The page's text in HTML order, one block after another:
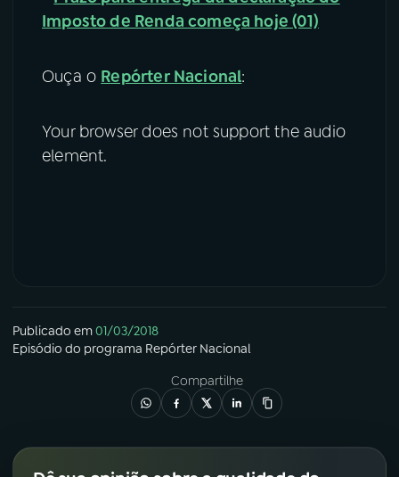
Imposto de Renda começa hoje (01)
Ouça o Repórter Nacional:
Your browser does not support the audio
element.
Publicado em01/03/2018
Episódio do programa Repórter Nacional
Compartilhe